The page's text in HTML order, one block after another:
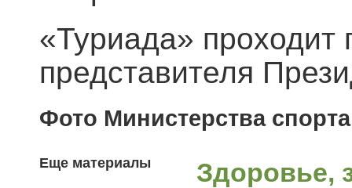
«Туриада» проходит
представителя
Фото Министерства
Еще материалы Здоровье,